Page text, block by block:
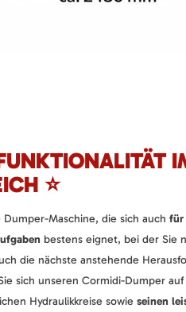
⭐
Maschine, die sich auch für
bestens eignet, bei der Sie
die nächste anstehende
sich unseren Cormidi-Dumper
Hydraulikkreise sowie seinen